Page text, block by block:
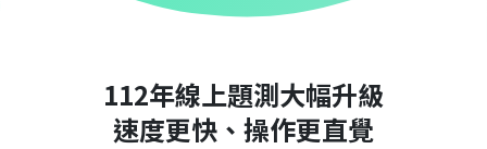
112年線上題測大幅升級
速度更快、操作更直覺